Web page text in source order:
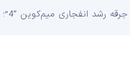
میم‌کوین “4”؛ سود ۶۵۰ برابری برای یک معامله‌گر!